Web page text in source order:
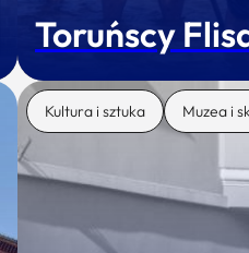
Toruńscy
Kultura i sztuka Muzea i